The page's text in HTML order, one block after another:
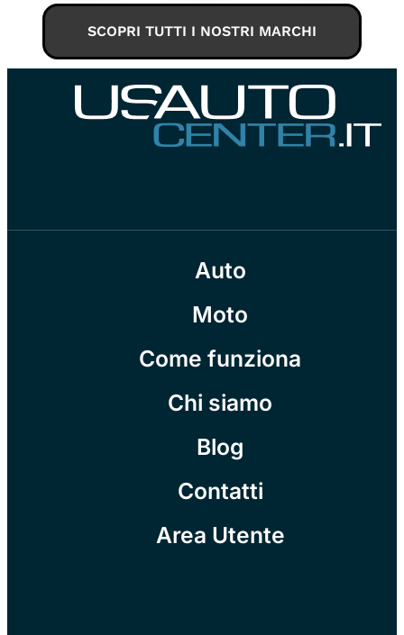
SCOPRI TUTTI I NOSTRI MARCHI
Auto
Moto
Come funziona
Chi siamo
Blog
Contatti
Area Utente